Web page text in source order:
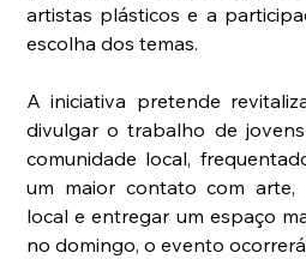
artistas plásticos e a
escolha dos temas.
A iniciativa pretende
divulgar o trabalho de
comunidade local,
um maior contato com arte,
local e entregar um espaço
no domingo, o evento